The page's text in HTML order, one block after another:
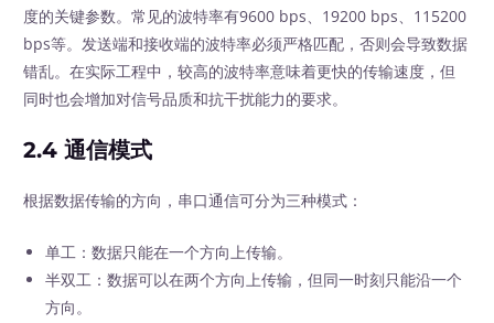
度的关键参数。常见的波特率有9600 bps、19200 bps、115200
bps等。发送端和接收端的波特率必须严格匹配，否则会导致数据
错乱。在实际工程中，较高的波特率意味着更快的传输速度，但
同时也会增加对信号品质和抗干扰能力的要求。
2.4 通信模式
根据数据传输的方向，串口通信可分为三种模式：
单工：数据只能在一个方向上传输。
半双工：数据可以在两个方向上传输，但同一时刻只能沿一个
方向。